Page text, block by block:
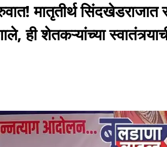
मातृतीर्थ सिंदखेडराजात
शेतकऱ्यांच्या